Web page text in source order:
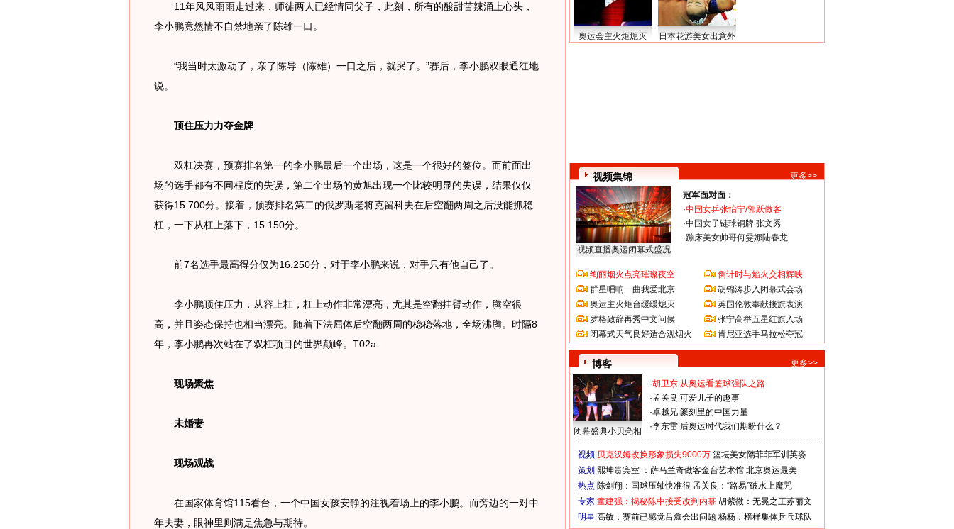
11年风风雨雨走过来，师徒两人已经情同父子，此刻，所有的酸甜苦辣涌上心头，
李小鹏竟然情不自禁地亲了陈雄一口。
“我当时太激动了，亲了陈导（陈雄）一口之后，就哭了。”赛后，李小鹏双眼通红地
说。
顶住压力力夺金牌
双杠决赛，预赛排名第一的李小鹏最后一个出场，这是一个很好的签位。而前面出
场的选手都有不同程度的失误，第二个出场的黄旭出现一个比较明显的失误，结果仅仅
获得15.700分。接着，预赛排名第二的俄罗斯老将克留科夫在后空翻两周之后没能抓稳
杠，一下从杠上落下，15.150分。
前7名选手最高得分仅为16.250分，对于李小鹏来说，对手只有他自己了。
李小鹏顶住压力，从容上杠，杠上动作非常漂亮，尤其是空翻挂臂动作，腾空很
高，并且姿态保持也相当漂亮。随着下法屈体后空翻两周的稳稳落地，全场沸腾。时隔8
年，李小鹏再次站在了双杠项目的世界颠峰。T02a
现场聚焦
未婚妻
现场观战
在国家体育馆115看台，一个中国女孩安静的注视着场上的李小鹏。而旁边的一对中
年夫妻，眼神里则满是焦急与期待。
奥运会主火炬熄灭 日本花游美女出意外
视频集锦 更多>>
视频直播奥运闭幕式盛况
冠军面对面：
·中国女乒张怡宁/郭跃做客
·中国女子链球铜牌 张文秀
·蹦床美女帅哥何雯娜陆春龙
绚丽烟火点亮璀璨夜空
群星唱响一曲我爱北京
奥运主火炬台缓缓熄灭
罗格致辞再秀中文问候
闭幕式天气良好适合观烟火
倒计时与焰火交相辉映
胡锦涛步入闭幕式会场
英国伦敦奉献接旗表演
张宁高举五星红旗入场
肯尼亚选手马拉松夺冠
博客 更多>>
闭幕盛典小贝亮相
·胡卫东 从奥运看篮球强队之路
·孟关良 可爱儿子的趣事
·卓越兄 篆刻里的中国力量
·李东雷 后奥运时代我们期盼什么？
视频| 贝克汉姆改换形象损失9000万 篮坛美女隋菲菲军训英姿
策划| 熙坤贵宾室 ：萨马兰奇做客金台艺术馆 北京奥运最美
热点| 陈剑翔：国球压轴快准很 孟关良：“路易”破水上魔咒
专家| 童建强：揭秘陈中接受改判内幕 胡紫微：无冕之王苏丽文
明星| 高敏：赛前已感觉吕鑫会出问题 杨杨：榜样集体乒乓球队